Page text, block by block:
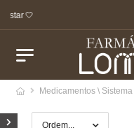
estar 🤍
Medicamentos \